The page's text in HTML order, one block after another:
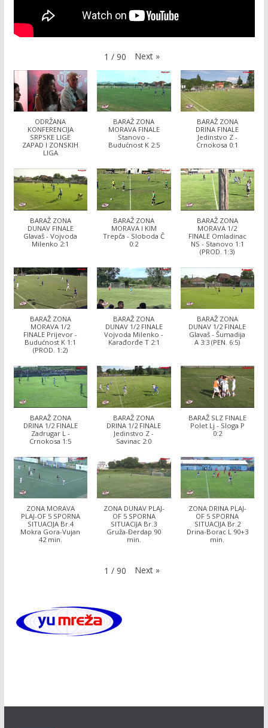
1 / 90 Next »
ODRŽANA
KONFERENCIJA
SRPSKE LIGE
ZAPAD I ZONSKIH
LIGA
BARAŽ ZONA
MORAVA FINALE
Stanovo -
Budućnost K 2:5
BARAŽ ZONA
DRINA FINALE
Jedinstvo Z -
Crnokosa 0:1
BARAŽ ZONA
DUNAV FINALE
Glavaš - Vojvoda
Milenko 2:1
BARAŽ ZONA
MORAVA I KIM
Trepča - Sloboda Č
0:2
BARAŽ ZONA
MORAVA 1/2
FINALE Omladinac
NS - Stanovo 1:1
(PROD. 1:3)
BARAŽ ZONA
MORAVA 1/2
FINALE Prijevor -
Budućnost K 1:1
(PROD. 1:2)
BARAŽ ZONA
DUNAV 1/2 FINALE
Vojvoda Milenko -
Karađorđe T 2:1
BARAŽ ZONA
DUNAV 1/2 FINALE
Glavaš - Šumadija
A 3:3 (PEN. 6:5)
BARAŽ ZONA
DRINA 1/2 FINALE
Zadrugar L -
Crnokosa 1:5
BARAŽ ZONA
DRINA 1/2 FINALE
Jedinstvo Z -
Savinac 2:0
BARAŽ SLZ FINALE
Polet Lj - Sloga P
0:2
ZONA MORAVA
PLAJ-OF 5 SPORNA
SITUACIJA Br.4
Mokra Gora-Vujan
42 min.
ZONA DUNAV PLAJ-
OF 5 SPORNA
SITUACIJA Br.3
Gruža-Đerdap 90
min.
ZONA DRINA PLAJ-
OF 5 SPORNA
SITUACIJA Br.2
Drina-Borac L 90+3
min.
1 / 90 Next »